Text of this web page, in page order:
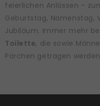
feierlichen Anlässen –
Geburtstag, Namenstag,
Jubiläum. Immer mehr
Toilette, die sowie
Pärchen getragen